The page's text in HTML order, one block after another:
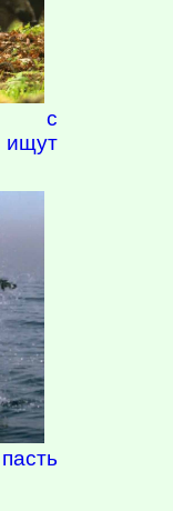
с
ищут